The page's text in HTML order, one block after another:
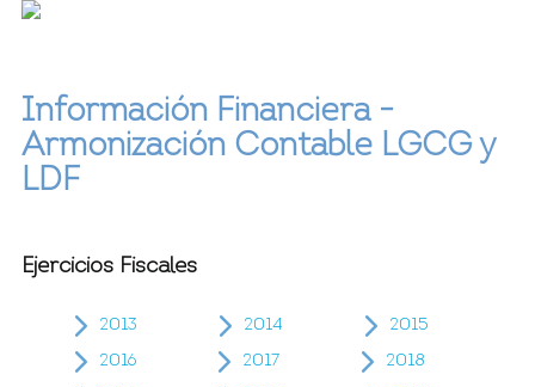
Información Financiera -
Armonización Contable LGCG y
LDF
Ejercicios Fiscales
2013 2014
2015
2016
2017
2018